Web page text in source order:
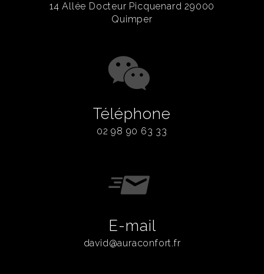
14 Allée Docteur Picquenard 29000
Quimper
Téléphone
02 98 90 63 33
E-mail
david@auraconfort.fr